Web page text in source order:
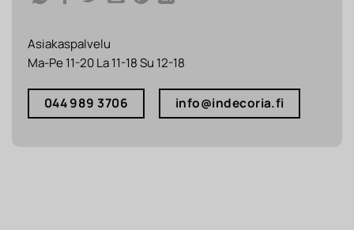
Asiakaspalvelu
Ma-Pe 11-20 La 11-18 Su 12-18
044 989 3706 info@indecoria.fi